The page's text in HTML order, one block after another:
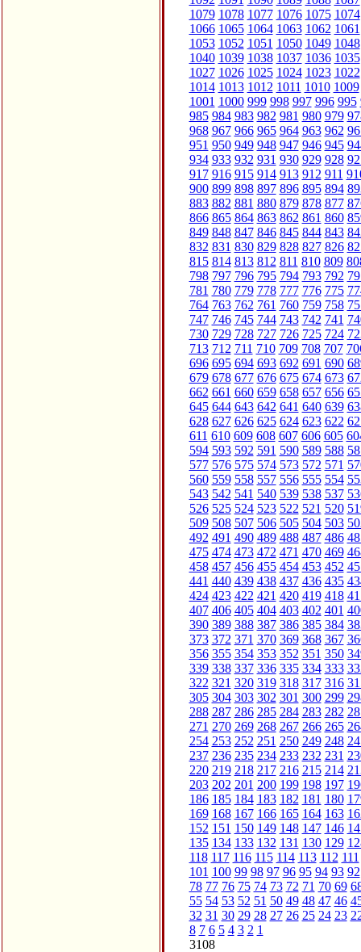
1079 1078 1077 1076 1075 1074
1066 1065 1064 1063 1062 1061
1053 1052 1051 1050 1049 1048
1040 1039 1038 1037 1036 1035
1027 1026 1025 1024 1023 1022
1014 1013 1012 1011 1010 1009
1001 1000 999 998 997 996 995
985 984 983 982 981 980 979
968 967 966 965 964 963 962
951 950 949 948 947 946 945
934 933 932 931 930 929 928
917 916 915 914 913 912 911
900 899 898 897 896 895 894
883 882 881 880 879 878 877
866 865 864 863 862 861 860
849 848 847 846 845 844 843
832 831 830 829 828 827 826
815 814 813 812 811 810 809
798 797 796 795 794 793 792
781 780 779 778 777 776 775
764 763 762 761 760 759 758
747 746 745 744 743 742 741
730 729 728 727 726 725 724
713 712 711 710 709 708 707
696 695 694 693 692 691 690
679 678 677 676 675 674 673
662 661 660 659 658 657 656
645 644 643 642 641 640 639
628 627 626 625 624 623 622
611 610 609 608 607 606 605
594 593 592 591 590 589 588
577 576 575 574 573 572 571
560 559 558 557 556 555 554
543 542 541 540 539 538 537
526 525 524 523 522 521 520
509 508 507 506 505 504 503
492 491 490 489 488 487 486
475 474 473 472 471 470 469
458 457 456 455 454 453 452
441 440 439 438 437 436 435
424 423 422 421 420 419 418
407 406 405 404 403 402 401
390 389 388 387 386 385 384
373 372 371 370 369 368 367
356 355 354 353 352 351 350
339 338 337 336 335 334 333
322 321 320 319 318 317 316
305 304 303 302 301 300 299
288 287 286 285 284 283 282
271 270 269 268 267 266 265
254 253 252 251 250 249 248
237 236 235 234 233 232 231
220 219 218 217 216 215 214
203 202 201 200 199 198 197
186 185 184 183 182 181 180
169 168 167 166 165 164 163
152 151 150 149 148 147 146
135 134 133 132 131 130 129
118 117 116 115 114 113 112 111
101 100 99 98 97 96 95 94 93 92
78 77 76 75 74 73 72 71 70 69
55 54 53 52 51 50 49 48 47 46
32 31 30 29 28 27 26 25 24 23
8 7 6 5 4 3 2 1
3108